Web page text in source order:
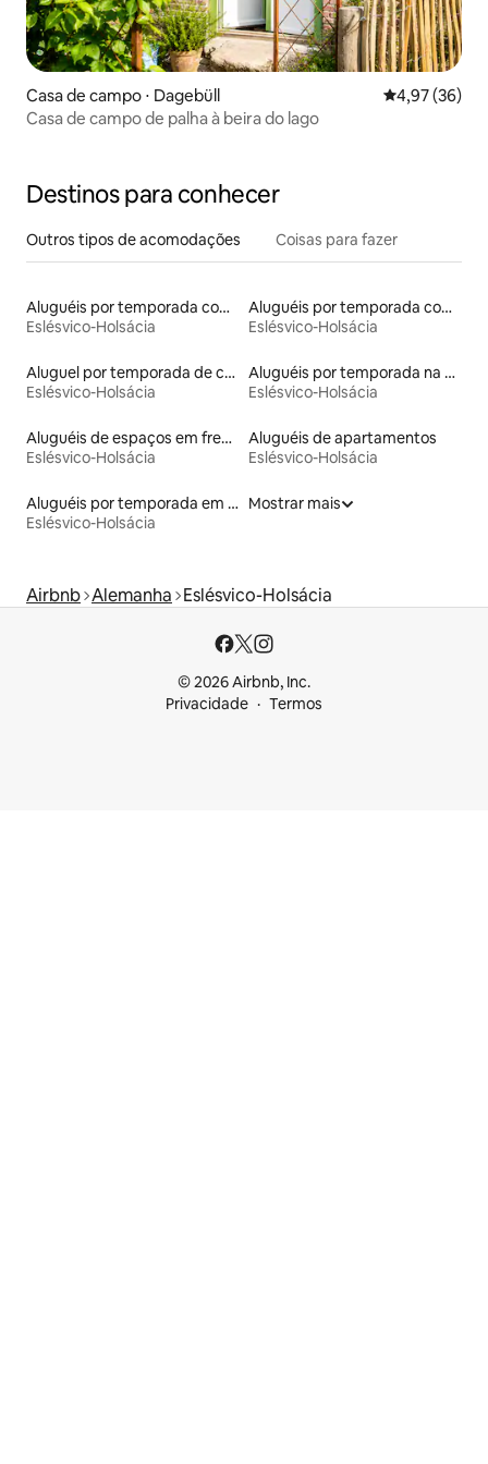
Casa de campo ⋅ Dagebüll 4,97 de uma
4,97 (36)
Casa de campo de palha à beira do lago
Destinos para conhecer
Outros tipos de acomodações Coisas para fazer
Aluguéis por temporada com cama de altura acessível
Eslésvico-Holsácia
Aluguéis por temporada com caiaque
Eslésvico-Holsácia
Aluguel por temporada de cabanas de pastor
Eslésvico-Holsácia
Aluguéis por temporada na orla
Eslésvico-Holsácia
Aluguéis de espaços em frente à praia
Eslésvico-Holsácia
Aluguéis de apartamentos
Eslésvico-Holsácia
Aluguéis por temporada em hotéis-fazenda
Eslésvico-Holsácia
Mostrar mais
Airbnb Alemanha Eslésvico-Holsácia
© 2026 Airbnb, Inc.
Privacidade
Termos